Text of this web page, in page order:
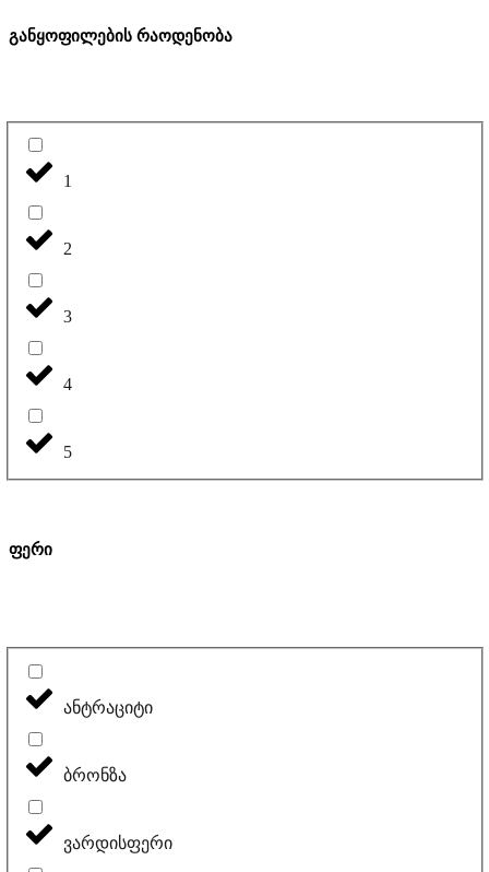
განყოფილების რაოდენობა
1
2
3
4
5
ფერი
ანტრაციტი
ბრონზა
ვარდისფერი